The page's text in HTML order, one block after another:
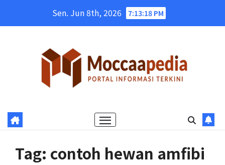
Sen. Jun 8th, 2026 7:13:18 PM
Tag: contoh hewan amfibi